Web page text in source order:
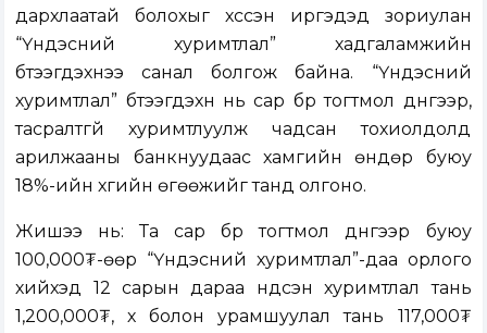
дархлаатай болохыг хүссэн иргэдэд зориулан
“Үндэсний хуримтлал” хадгаламжийн
бүтээгдэхүүнээ санал болгож байна. “Үндэсний
хуримтлал” бүтээгдэхүүн нь сар бүр тогтмол дүнгээр,
тасралтгүй хуримтлуулж чадсан тохиолдолд
арилжааны банкнуудаас хамгийн өндөр буюу
18%-ийн хүүгийн өгөөжийг танд олгоно.
Жишээ нь: Та сар бүр тогтмол дүнгээр буюу
100,000₮-өөр “Үндэсний хуримтлал”-даа орлого
хийхэд 12 сарын дараа үндсэн хуримтлал тань
1,200,000₮, хүү болон урамшуулал тань 117,000₮